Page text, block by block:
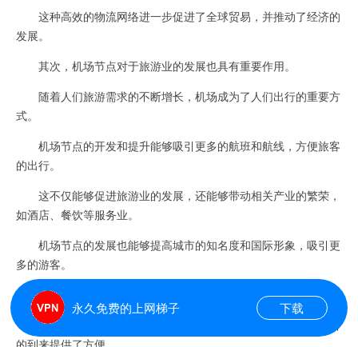
这种高效的物流网络进一步促进了全球贸易，并推动了经济的
发展。
其次，机场节点对于旅游业的发展也具有重要作用。
随着人们旅游需求的不断增长，机场成为了人们出行的重要方
式。
机场节点的开发和提升能够吸引更多的航班和航线，方便旅客
的出行。
这不仅能够促进旅游业的发展，还能够带动相关产业的繁荣，
如酒店、餐饮等服务业。
机场节点的发展也能够提高城市的知名度和国际形象，吸引更
多的游客。
最后，机场节点对经济发展的促进作用不可忽视。
机场不仅为企业提供了更多的商务出行机会，也为外国投资者
的到来提供了方便。
永久免费的上网梯子 下载